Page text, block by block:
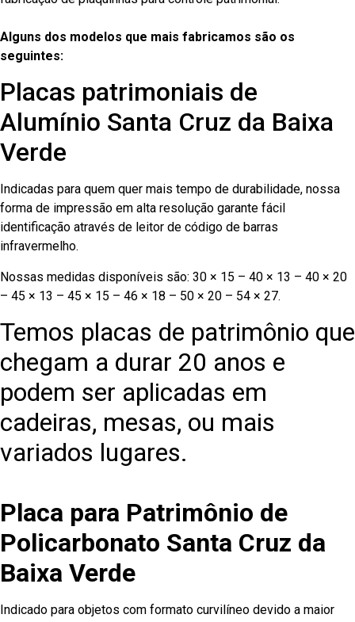
Alguns dos modelos que mais fabricamos são os
seguintes:
Placas patrimoniais de
Alumínio Santa Cruz da Baixa
Verde
Indicadas para quem quer mais tempo de durabilidade, nossa
forma de impressão em alta resolução garante fácil
identificação através de leitor de código de barras
infravermelho.
Nossas medidas disponíveis são: 30 × 15 – 40 × 13 – 40 × 20
– 45 × 13 – 45 × 15 – 46 × 18 – 50 × 20 – 54 × 27.
Temos placas de patrimônio que
chegam a durar 20 anos e
podem ser aplicadas em
cadeiras, mesas, ou mais
variados lugares.
Placa para Patrimônio de
Policarbonato Santa Cruz da
Baixa Verde
Indicado para objetos com formato curvilíneo devido a maior